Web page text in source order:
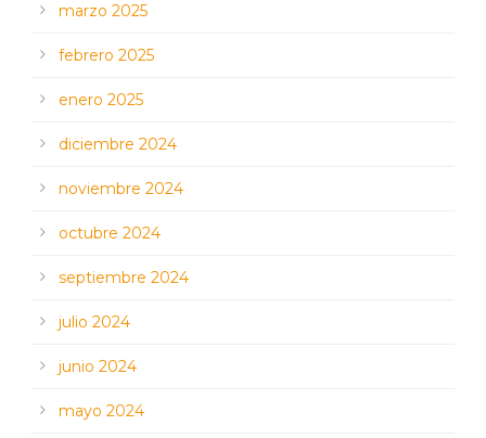
marzo 2025
febrero 2025
enero 2025
diciembre 2024
noviembre 2024
octubre 2024
septiembre 2024
julio 2024
junio 2024
mayo 2024